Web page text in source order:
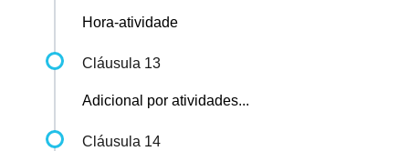
Hora-atividade
Cláusula 13
Adicional por atividades...
Cláusula 14